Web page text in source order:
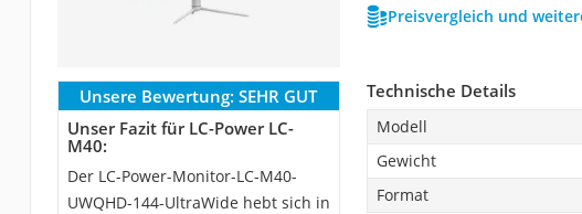
Preisvergleich und
Unsere Bewertung: SEHR GUT
Unser Fazit für ‎LC-Power LC-
M40:
Der LC-Power-Monitor-LC-M40-
UWQHD-144-UltraWide hebt sich in
Technische Details
Modell
Gewicht
Format